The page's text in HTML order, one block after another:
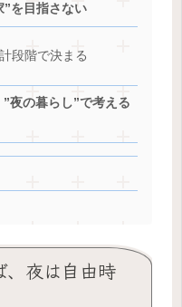
”を目指さない
段階で決まる
夜の暮らし”で考える
、夜は自由時